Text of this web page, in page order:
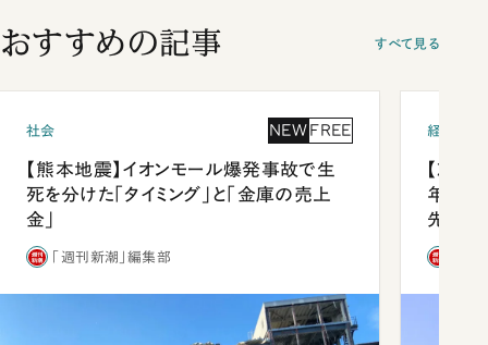
おすすめの記事 すべて見る
社会 NEW FREE
【熊本地震】イオンモール爆発事故で生
死を分けた「タイミング」と「金庫の売上
金」
「週刊新潮」編集部
経済・ビ
【就活
年会は
先1位